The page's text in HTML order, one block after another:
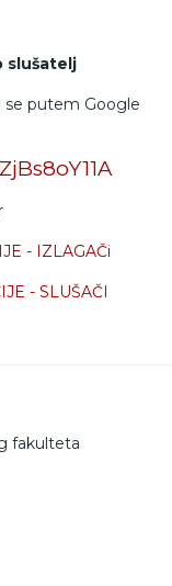
slušatelj
se putem Google
- IZLAGAČi
- SLUŠAČI
fakulteta